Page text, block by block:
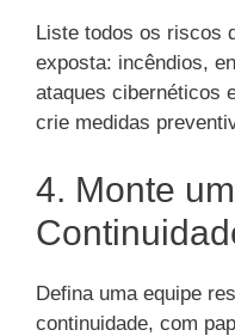
Liste todos os riscos
exposta: incêndios,
ataques cibernéticos
crie medidas
4. Monte
Defina uma equipe
continuidade, com